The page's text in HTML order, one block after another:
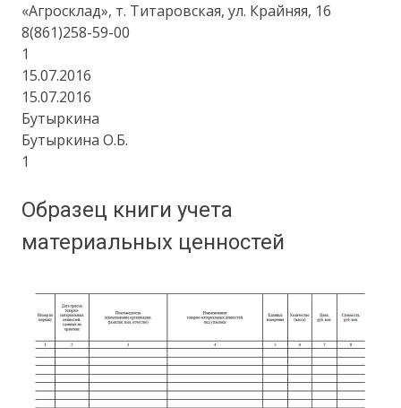
«Агросклад», т. Титаровская, ул. Крайняя, 16
8(861)258-59-00
1
15.07.2016
15.07.2016
Бутыркина
Бутыркина О.Б.
1
Образец книги учета
материальных ценностей